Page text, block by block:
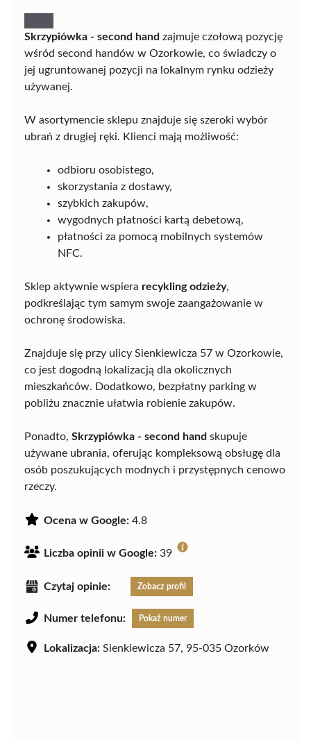
Skrzypiówka - second hand zajmuje czołową pozycję
wśród second handów w Ozorkowie, co świadczy o
jej ugruntowanej pozycji na lokalnym rynku odzieży
używanej.
W asortymencie sklepu znajduje się szeroki wybór
ubrań z drugiej ręki. Klienci mają możliwość:
odbioru osobistego,
skorzystania z dostawy,
szybkich zakupów,
wygodnych płatności kartą debetową,
płatności za pomocą mobilnych systemów
NFC.
Sklep aktywnie wspiera recykling odzieży,
podkreślając tym samym swoje zaangażowanie w
ochronę środowiska.
Znajduje się przy ulicy Sienkiewicza 57 w Ozorkowie,
co jest dogodną lokalizacją dla okolicznych
mieszkańców. Dodatkowo, bezpłatny parking w
pobliżu znacznie ułatwia robienie zakupów.
Ponadto, Skrzypiówka - second hand skupuje
używane ubrania, oferując kompleksową obsługę dla
osób poszukujących modnych i przystępnych cenowo
rzeczy.
Ocena w Google: 4.8
Liczba opinii w Google: 39
Czytaj opinie: Zobacz profil
Numer telefonu: Pokaż numer
Lokalizacja: Sienkiewicza 57, 95-035 Ozorków